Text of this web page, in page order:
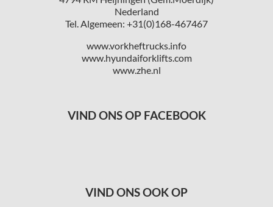
Nederland
Tel. Algemeen: +31(0)168-467467
www.vorkheftrucks.info
www.hyundaiforklifts.com
www.zhe.nl
VIND ONS OP FACEBOOK
VIND ONS OOK OP